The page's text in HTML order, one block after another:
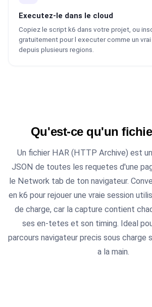
Executez-le dans le cloud
Copiez le script k6 dans votre projet, ou
gratuitement pour l executer comme un
depuis plusieurs regions.
Qu'est-ce qu'un
Un fichier HAR (HTTP Archive) est
JSON de toutes les requetes d'une
le Network tab de ton navigateur.
en k6 pour rejouer une vraie session
de charge, car la capture contient
ses en-tetes et son timing. Ideal
parcours navigateur precis sous charge
a la main.